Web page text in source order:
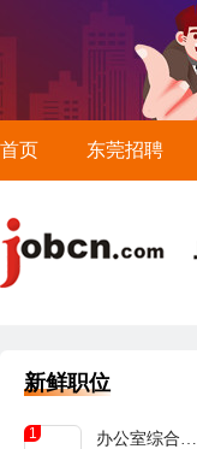
首页 东莞招聘
新鲜职位
1
办公室综合文员